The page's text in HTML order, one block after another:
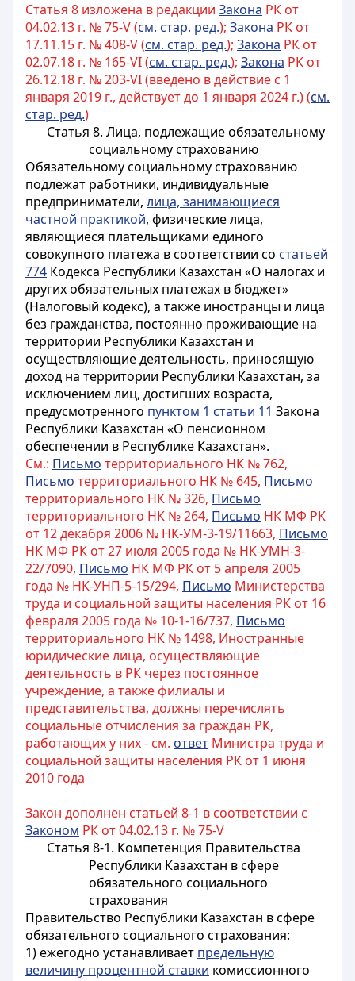
Статья 8 изложена в редакции Закона РК от
04.02.13 г. № 75-V (см. стар. ред.); Закона РК от
17.11.15 г. № 408-V (см. стар. ред.); Закона РК от
02.07.18 г. № 165-VI (см. стар. ред.); Закона РК от
26.12.18 г. № 203-VI (введено в действие с 1
января 2019 г., действует до 1 января 2024 г.) (см.
стар. ред.)
Статья 8. Лица, подлежащие обязательному
социальному страхованию
Обязательному социальному страхованию
подлежат работники, индивидуальные
предприниматели, лица, занимающиеся
частной практикой, физические лица,
являющиеся плательщиками единого
совокупного платежа в соответствии со статьей
774 Кодекса Республики Казахстан «О налогах и
других обязательных платежах в бюджет»
(Налоговый кодекс), а также иностранцы и лица
без гражданства, постоянно проживающие на
территории Республики Казахстан и
осуществляющие деятельность, приносящую
доход на территории Республики Казахстан, за
исключением лиц, достигших возраста,
предусмотренного пунктом 1 статьи 11 Закона
Республики Казахстан «О пенсионном
обеспечении в Республике Казахстан».
См.: Письмо территориального НК № 762,
Письмо территориального НК № 645, Письмо
территориального НК № 326, Письмо
территориального НК № 264, Письмо НК МФ РК
от 12 декабря 2006 № НК-УМ-3-19/11663, Письмо
НК МФ РК от 27 июля 2005 года № НК-УМН-3-
22/7090, Письмо НК МФ РК от 5 апреля 2005
года № НК-УНП-5-15/294, Письмо Министерства
труда и социальной защиты населения РК от 16
февраля 2005 года № 10-1-16/737, Письмо
территориального НК № 1498, Иностранные
юридические лица, осуществляющие
деятельность в РК через постоянное
учреждение, а также филиалы и
представительства, должны перечислять
социальные отчисления за граждан РК,
работающих у них - см. ответ Министра труда и
социальной защиты населения РК от 1 июня
2010 года
Закон дополнен статьей 8-1 в соответствии с
Законом РК от 04.02.13 г. № 75-V
Статья 8-1. Компетенция Правительства
Республики Казахстан в сфере
обязательного социального
страхования
Правительство Республики Казахстан в сфере
обязательного социального страхования:
1) ежегодно устанавливает предельную
величину процентной ставки комиссионного